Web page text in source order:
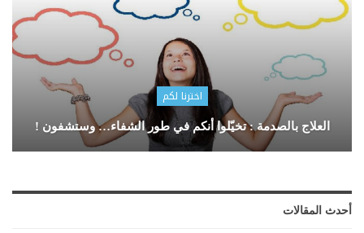
اخترنا لكم
العلاج بالصدمة : تخيّلوا أنكم في طور الشفاء… وستشفون !
أحدث المقالات